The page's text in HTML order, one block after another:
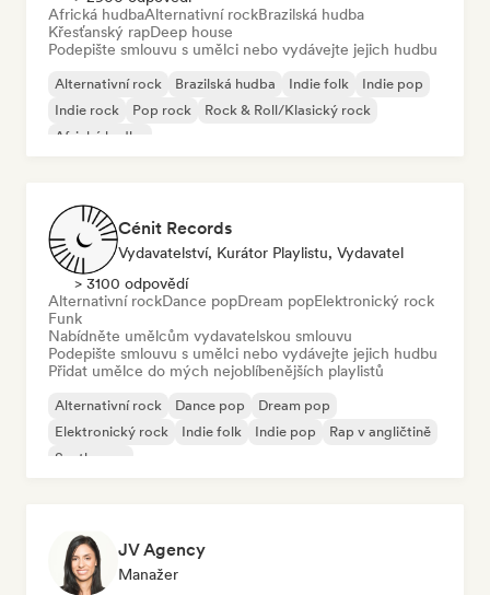
Africká hudbaAlternativní rockBrazilská hudba
Křesťanský rapDeep house
Podepište smlouvu s umělci nebo vydávejte jejich hudbu
Alternativní rock Brazilská hudba Indie folk
Indie pop
Indie rock
Pop rock
Rock & Roll/Klasický rock
Africká hudba
Cénit Records
Vydavatelství, Kurátor Playlistu, Vydavatel
> 3100 odpovědí
Alternativní rockDance popDream popElektronický rock
Funk
Nabídněte umělcům vydavatelskou smlouvu
Podepište smlouvu s umělci nebo vydávejte jejich hudbu
Přidat umělce do mých nejoblíbenějších playlistů
Alternativní rock Dance pop
Dream pop
Elektronický rock
Indie folk Indie pop
Rap v angličtině
Synthwave
JV Agency
Manažer